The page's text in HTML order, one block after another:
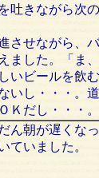
吐きながら次
させながら、
ました。「ま
いビールを飲
いし・・・。
Ｋだし・・・。
ん朝が遅くな
ていました。